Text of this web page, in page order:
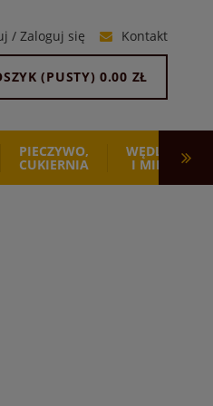
/ Zaloguj się Kontakt
(PUSTY)0.00 ZŁ
PIECZYWO,
CUKIERNIA
WĘDLINY
I MIĘSO